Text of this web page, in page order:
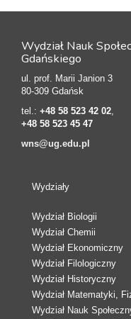
Wydział Nauk
Gdańskiego
ul. prof. Marii Janion 3
80-309 Gdańsk
tel.: +48 58 523 42 02
+48 58 523 45 47
wns@ug.edu.pl
Wydziały
Wydział Biologii
Wydział Chemii
Wydział Ekonomiczny
Wydział Filologiczny
Wydział Historyczny
Wydział Matematyki,
Wydział Nauk